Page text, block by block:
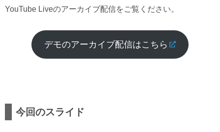
YouTube Liveのアーカイブ配信をご覧ください。
デモのアーカイブ配信はこちら
今回のスライド